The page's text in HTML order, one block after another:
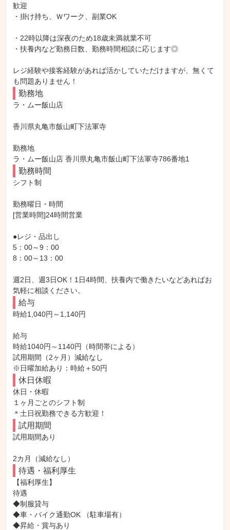
歓迎
・掛け持ち、Ｗワーク、副業OK
・22時以降は深夜のため18歳未満就業不可
・扶養内など勤務日数、勤務時間相談に応じます◎
レジ経験や接客経験があれば活かしていただけますが、無くて
も問題ありません！
勤務地
ラ・ムー飯山店
香川県丸亀市飯山町下法軍寺
勤務地
ラ・ムー飯山店 香川県丸亀市飯山町下法軍寺786番地1
勤務時間
シフト制
勤務曜日・時間
[営業時間]24時間営業
●レジ・品出し
5：00～9：00
8：00～13：00
週2日、週3日OK！1日4時間、扶養内で働きたいなどあればお
気軽に相談ください。
給与
時給1,040円～1,140円
給与
時給1040円～1140円（時間帯による）
試用期間（2ヶ月）減給なし
※日曜加給あり：時給＋50円
休日休暇
休日・休暇
１ヶ月ごとのシフト制
＊土日祝勤務できる方歓迎！
試用期間
試用期間あり
2カ月（減給なし）
待遇・福利厚生
【福利厚生】
待遇
◆制服貸与
◆車・バイク通勤OK （駐車場有）
◆昇給・賞与あり